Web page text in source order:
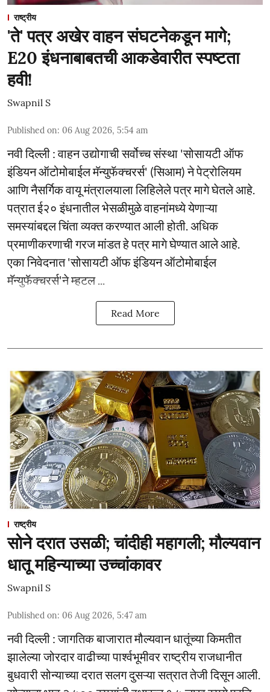
राष्ट्रीय
'ते' पत्र अखेर वाहन संघटनेकडून मागे;
E20 इंधनाबाबतची आकडेवारीत स्पष्टता
हवी!
Swapnil S
Published on: 06 Aug 2026, 5:54 am
नवी दिल्ली : वाहन उद्योगाची सर्वोच्च संस्था 'सोसायटी ऑफ
इंडियन ऑटोमोबाईल मॅन्युफॅक्चरर्स' (सिआम) ने पेट्रोलियम
आणि नैसर्गिक वायू मंत्रालयाला लिहिलेले पत्र मागे घेतले आहे.
पत्रात ई२० इंधनातील भेसळीमुळे वाहनांमध्ये येणाऱ्या
समस्यांबद्दल चिंता व्यक्त करण्यात आली होती. अधिक
प्रमाणीकरणाची गरज मांडत हे पत्र मागे घेण्यात आले आहे.
एका निवेदनात 'सोसायटी ऑफ इंडियन ऑटोमोबाईल
मॅन्युफॅक्चरर्स'ने म्हटल ...
Read More
राष्ट्रीय
सोने दरात उसळी; चांदीही महागली; मौल्यवान
धातू महिन्याच्या उच्चांकावर
Swapnil S
Published on: 06 Aug 2026, 5:47 am
नवी दिल्ली : जागतिक बाजारात मौल्यवान धातूंच्या किमतीत
झालेल्या जोरदार वाढीच्या पार्श्वभूमीवर राष्ट्रीय राजधानीत
बुधवारी सोन्याच्या दरात सलग दुसऱ्या सत्रात तेजी दिसून आली.